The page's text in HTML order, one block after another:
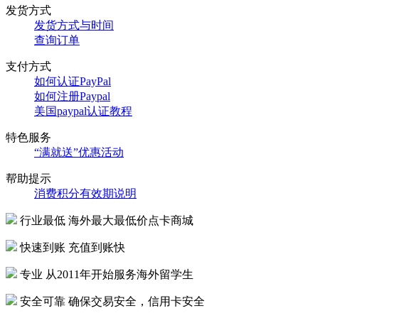
发货方式
发货方式与时间
查询订单
支付方式
如何认证PayPal
如何注册Paypal
美国paypal认证教程
特色服务
“满就送”优惠活动
帮助提示
消费积分有效期说明
行业最低 海外最大最低价点卡商城
快速到账 充值到账快
专业 从2011年开始服务海外留学生
安全可靠 确保交易安全，信用卡安全